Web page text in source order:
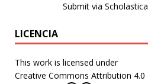
Submit via Scholastica
LICENCIA
This work is licensed under
Creative Commons Attribution 4.0